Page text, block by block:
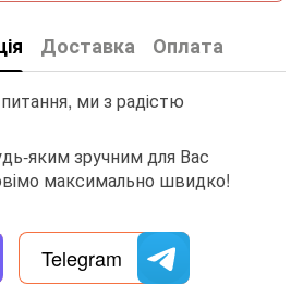
Доставка Оплата
ми з радістю
яким зручним для Вас
максимально швидко!
Telegram